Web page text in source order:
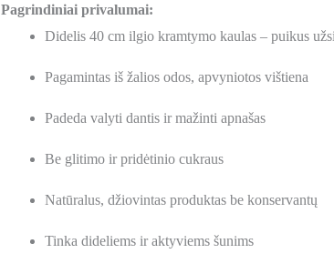
Pagrindiniai privalumai:
Didelis 40 cm ilgio kramtymo kaulas – puikus
Pagamintas iš žalios odos, apvyniotos vištiena
Padeda valyti dantis ir mažinti apnašas
Be glitimo ir pridėtinio cukraus
Natūralus, džiovintas produktas be konservantų
Tinka dideliems ir aktyviems šunims